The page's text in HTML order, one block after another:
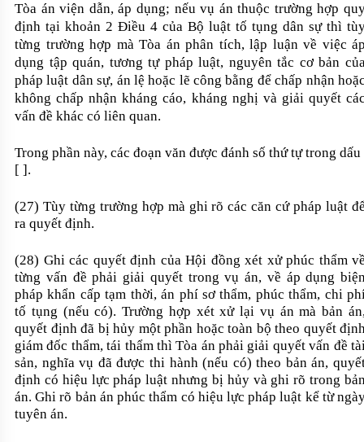
Tòa án viện dẫn, áp dụng; nếu vụ án thuộc trường hợp
định tại khoản 2 Điều 4 của Bộ luật tố tụng dân sự thì
từng trường hợp mà Tòa án phân tích, lập luận về việc
dụng tập quán, tương tự pháp luật, nguyên tắc cơ bản
pháp luật dân sự, án lệ hoặc lẽ công bằng để chấp nhận
không chấp nhận kháng cáo, kháng nghị và giải quyết
vấn đề khác có liên quan.
Trong phần này, các đoạn văn được đánh số thứ tự trong dấu
[ ].
(27) Tùy từng trường hợp mà ghi rõ các căn cứ pháp luật
ra quyết định.
(28) Ghi các quyết định của Hội đồng xét xử phúc thẩm
từng vấn đề phải giải quyết trong vụ án, về áp dụng
pháp khẩn cấp tạm thời, án phí sơ thẩm, phúc thẩm, chi
tố tụng (nếu có). Trường hợp xét xử lại vụ án mà bản
quyết định đã bị hủy một phần hoặc toàn bộ theo quyết
giám đốc thẩm, tái thẩm thì Tòa án phải giải quyết vấn đề
sản, nghĩa vụ đã được thi hành (nếu có) theo bản án,
định có hiệu lực pháp luật nhưng bị hủy và ghi rõ trong
án. Ghi rõ bản án phúc thẩm có hiệu lực pháp luật kể từ
tuyên án.